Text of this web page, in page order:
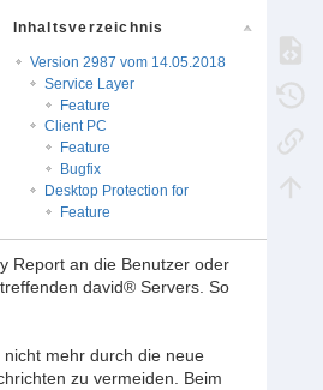
Inhaltsverzeichnis
Version 2987 vom 14.05.2018
Service Layer
Feature
Client PC
Feature
Bugfix
Desktop Protection for
Feature
Report an die Benutzer oder
david® Servers. So
mehr durch die neue
zu vermeiden. Beim